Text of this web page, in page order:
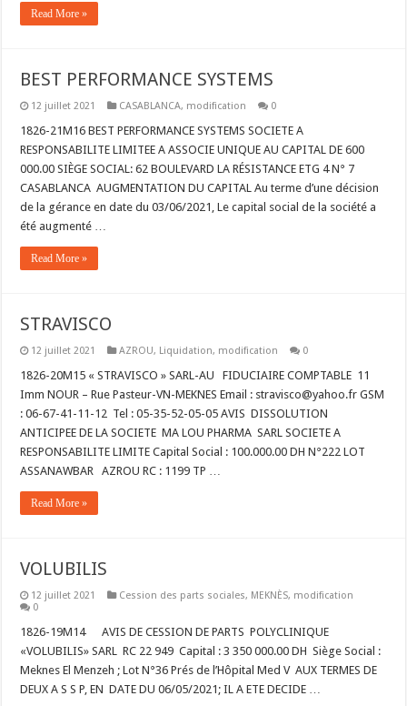
Read More »
BEST PERFORMANCE SYSTEMS
12 juillet 2021 CASABLANCA, modification 0
1826-21M16 BEST PERFORMANCE SYSTEMS SOCIETE A
RESPONSABILITE LIMITEE A ASSOCIE UNIQUE AU CAPITAL DE 600
000.00 SIÈGE SOCIAL: 62 BOULEVARD LA RÉSISTANCE ETG 4 N° 7
CASABLANCA AUGMENTATION DU CAPITAL Au terme d’une décision
de la gérance en date du 03/06/2021, Le capital social de la société a
été augmenté …
Read More »
STRAVISCO
12 juillet 2021 AZROU, Liquidation, modification 0
1826-20M15 « STRAVISCO » SARL-AU FIDUCIAIRE COMPTABLE 11
Imm NOUR – Rue Pasteur-VN-MEKNES Email : stravisco@yahoo.fr GSM
: 06-67-41-11-12 Tel : 05-35-52-05-05 AVIS DISSOLUTION
ANTICIPEE DE LA SOCIETE MA LOU PHARMA SARL SOCIETE A
RESPONSABILITE LIMITE Capital Social : 100.000.00 DH N°222 LOT
ASSANAWBAR AZROU RC : 1199 TP …
Read More »
VOLUBILIS
12 juillet 2021 Cession des parts sociales, MEKNÈS, modification
0
1826-19M14 AVIS DE CESSION DE PARTS POLYCLINIQUE
«VOLUBILIS» SARL RC 22 949 Capital : 3 350 000.00 DH Siège Social :
Meknes El Menzeh ; Lot N°36 Prés de l’Hôpital Med V AUX TERMES DE
DEUX A S S P, EN DATE DU 06/05/2021; IL A ETE DECIDE …